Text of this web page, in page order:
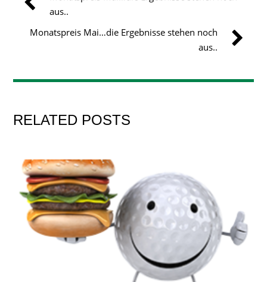
aus..
Monatspreis Mai…die Ergebnisse stehen noch
aus..
RELATED POSTS